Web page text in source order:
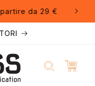
da 29 €